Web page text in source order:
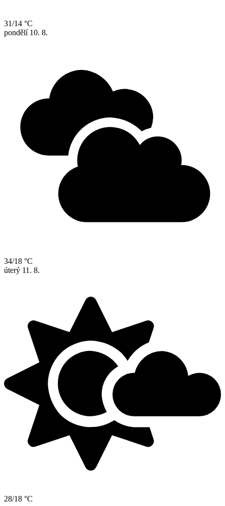
31/14 °C
pondělí 10. 8.
34/18 °C
úterý 11. 8.
28/18 °C